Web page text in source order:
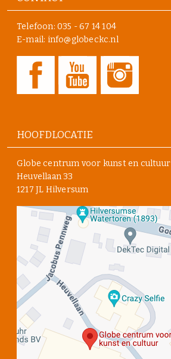
Telefoon: 035 - 67 14 104
E-mail: info@globeckc.nl
HOOFDLOCATIE
Globe centrum voor kunst en cultuur
Heuvellaan 33
1217 JL Hilversum